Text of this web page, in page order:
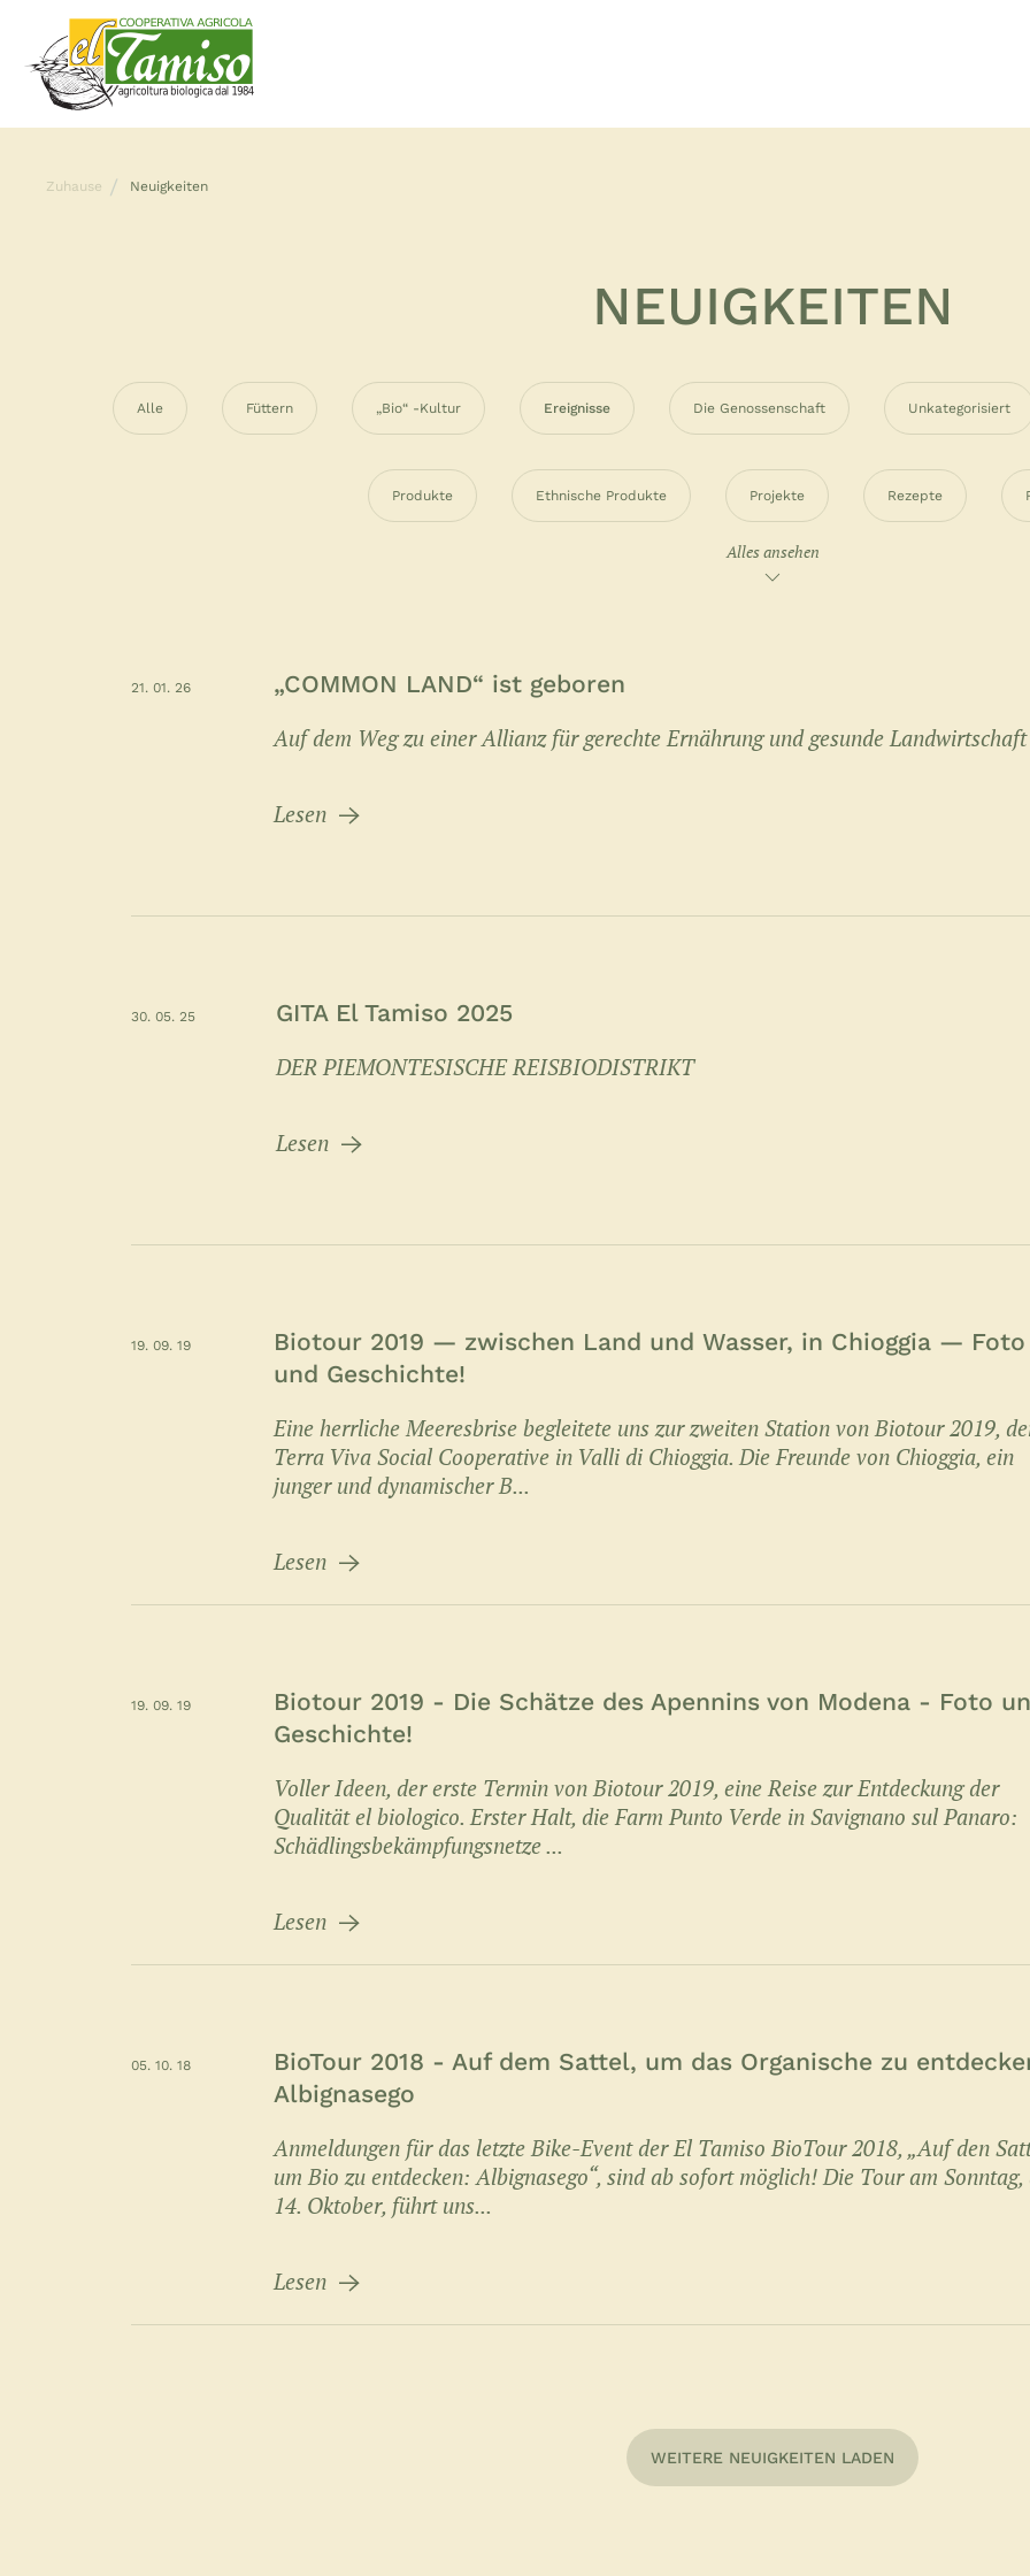
Zuhause Neuigkeiten
NEUIGKEITEN
Alle Füttern „Bio“ -Kultur Ereignisse Die Genossenschaft Unkategorisiert
Produkte Ethnische Produkte Projekte Rezepte
Alles ansehen
21. 01. 26
„COMMON LAND“ ist geboren
Auf dem Weg zu einer Allianz für gerechte Ernährung und gesunde Landwirtschaft
Lesen
30. 05. 25
GITA El Tamiso 2025
DER PIEMONTESISCHE REISBIODISTRIKT
Lesen
19. 09. 19
Biotour 2019 — zwischen Land und Wasser, in Chioggia — Foto
und Geschichte!
Eine herrliche Meeresbrise begleitete uns zur zweiten Station von Biotour 2019,
Terra Viva Social Cooperative in Valli di Chioggia. Die Freunde von Chioggia, ein
junger und dynamischer B...
Lesen
19. 09. 19
Biotour 2019 - Die Schätze des Apennins von Modena - Foto
Geschichte!
Voller Ideen, der erste Termin von Biotour 2019, eine Reise zur Entdeckung der
Qualität el biologico. Erster Halt, die Farm Punto Verde in Savignano sul Panaro:
Schädlingsbekämpfungsnetze ...
Lesen
05. 10. 18
BioTour 2018 - Auf dem Sattel, um das Organische zu
Albignasego
Anmeldungen für das letzte Bike-Event der El Tamiso BioTour 2018, „Auf den
um Bio zu entdecken: Albignasego“, sind ab sofort möglich! Die Tour am Sonntag,
14. Oktober, führt uns...
Lesen
WEITERE NEUIGKEITEN LADEN